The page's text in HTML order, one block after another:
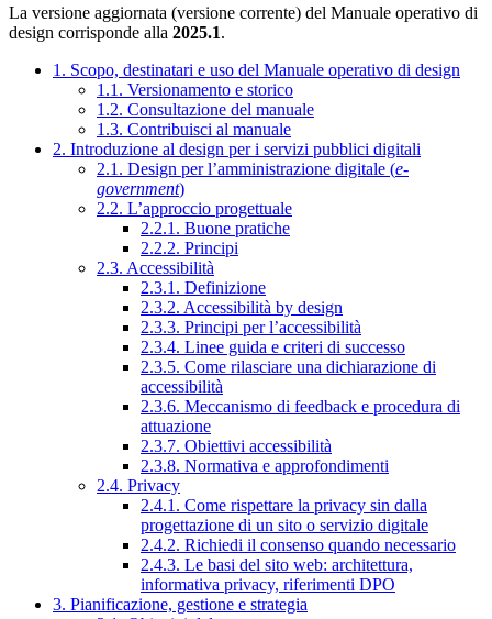
La versione aggiornata (versione corrente) del Manuale operativo di
design corrisponde alla 2025.1.
1. Scopo, destinatari e uso del Manuale operativo di design
1.1. Versionamento e storico
1.2. Consultazione del manuale
1.3. Contribuisci al manuale
2. Introduzione al design per i servizi pubblici digitali
2.1. Design per l’amministrazione digitale (e-
government)
2.2. L’approccio progettuale
2.2.1. Buone pratiche
2.2.2. Principi
2.3. Accessibilità
2.3.1. Definizione
2.3.2. Accessibilità by design
2.3.3. Principi per l’accessibilità
2.3.4. Linee guida e criteri di successo
2.3.5. Come rilasciare una dichiarazione di
accessibilità
2.3.6. Meccanismo di feedback e procedura di
attuazione
2.3.7. Obiettivi accessibilità
2.3.8. Normativa e approfondimenti
2.4. Privacy
2.4.1. Come rispettare la privacy sin dalla
progettazione di un sito o servizio digitale
2.4.2. Richiedi il consenso quando necessario
2.4.3. Le basi del sito web: architettura,
informativa privacy, riferimenti DPO
3. Pianificazione, gestione e strategia